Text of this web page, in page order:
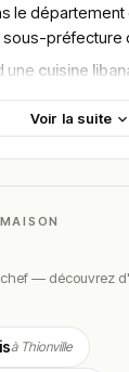
le département
sous-préfecture
une cuisine
passionnés.
cuisine du
repose
qui gâte ses
que
Voir la suite
— découvrez
à Thionville